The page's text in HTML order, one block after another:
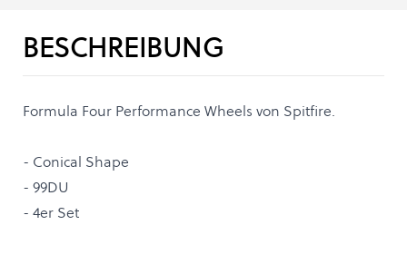
BESCHREIBUNG
Formula Four Performance Wheels von Spitfire.
- Conical Shape
- 99DU
- 4er Set